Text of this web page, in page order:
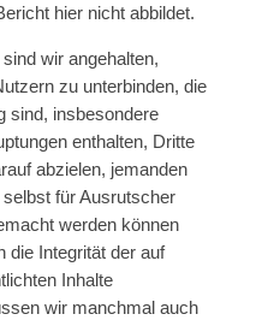
hier nicht abbildet.
wir angehalten,
zu unterbinden, die
sind, insbesondere
enthalten, Dritte
abzielen, jemanden
für Ausrutscher
werden können
die Integrität der auf
Inhalte
wir manchmal auch